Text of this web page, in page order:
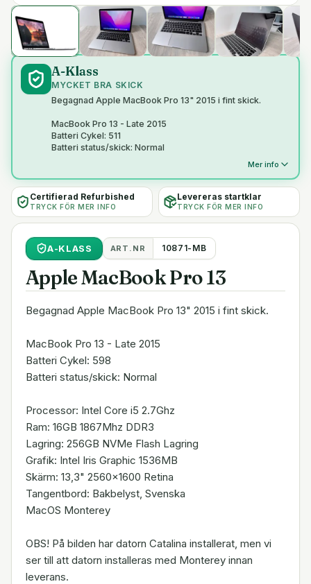
A-Klass
MYCKET BRA SKICK
Begagnad Apple MacBook Pro 13" 2015 i fint skick.
MacBook Pro 13 - Late 2015
Batteri Cykel: 511
Batteri status/skick: Normal
Mer info
Certifierad Refurbished
TRYCK FÖR MER INFO
Levereras startklar
TRYCK FÖR MER INFO
A-KLASS ART.NR 10871-MB
Apple MacBook Pro 13
Begagnad Apple MacBook Pro 13" 2015 i fint skick.
MacBook Pro 13 - Late 2015
Batteri Cykel: 598
Batteri status/skick: Normal
Processor: Intel Core i5 2.7Ghz
Ram: 16GB 1867Mhz DDR3
Lagring: 256GB NVMe Flash Lagring
Grafik: Intel Iris Graphic 1536MB
Skärm: 13,3" 2560x1600 Retina
Tangentbord: Bakbelyst, Svenska
MacOS Monterey
OBS! På bilden har datorn Catalina installerat, men vi
ser till att datorn installeras med Monterey innan
leverans.